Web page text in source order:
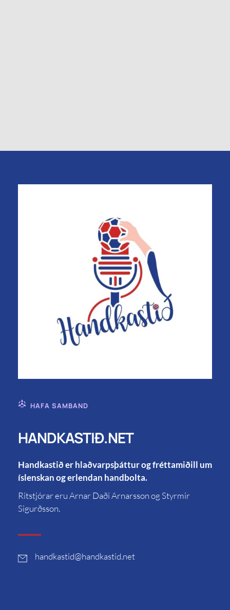
HAFA SAMBAND
HANDKASTIÐ.NET
Handkastið er hlaðvarpsþáttur og fréttamiðill um
íslenskan og erlendan handbolta.
Ritstjórar eru Arnar Daði Arnarsson og Styrmir
Sigurðsson.
handkastid@handkastid.net